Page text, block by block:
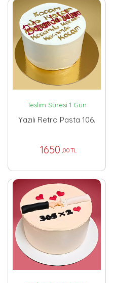
Teslim Süresi 1 Gün
Yazılı Retro Pasta 106.
1650 ,00 TL